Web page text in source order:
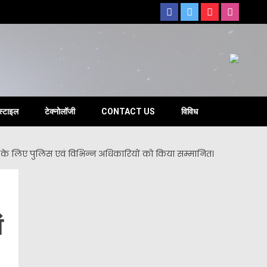
टेक्नोलॉजी CONTACT US विविध
के लिए पुलिस एवं विभिन्न अधिकारियों को किया सम्मानित।